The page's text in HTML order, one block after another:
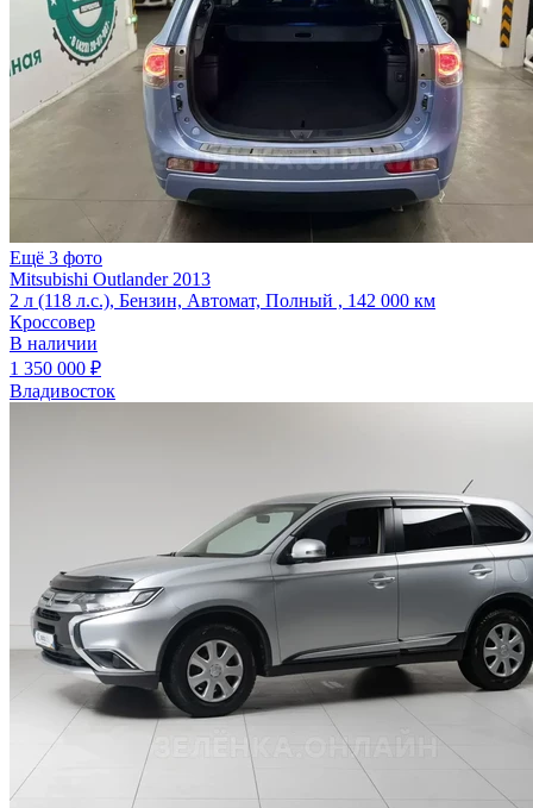
Ещё 3 фото
Mitsubishi Outlander 2013
2 л (118 л.с.), Бензин, Автомат, Полный , 142 000 км
Кроссовер
В наличии
1 350 000 ₽
Владивосток